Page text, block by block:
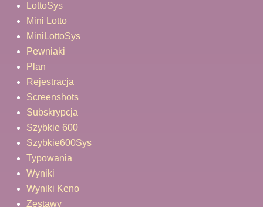
LottoSys
Mini Lotto
MiniLottoSys
Pewniaki
Plan
Rejestracja
Screenshots
Subskrypcja
Szybkie 600
Szybkie600Sys
Typowania
Wyniki
Wyniki Keno
Zestawy